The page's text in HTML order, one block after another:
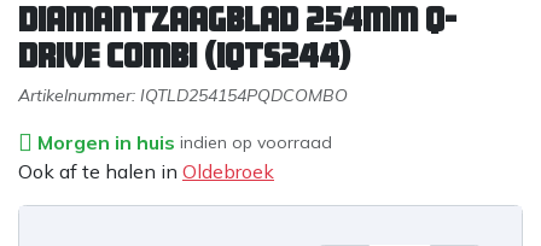
Diamantzaagblad 254mm Q-
Drive combi (iQTS244)
Artikelnummer: IQTLD254154PQDCOMBO
Morgen in huis indien op voorraad
Ook af te halen in Oldebroek